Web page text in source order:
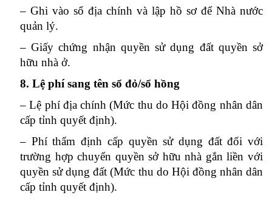
– Ghi vào sổ địa chính và lập hồ sơ để Nhà nước
quản lý.
– Giấy chứng nhận quyền sử dụng đất quyền sở
hữu nhà ở.
8. Lệ phí sang tên sổ đỏ/sổ hồng
– Lệ phí địa chính (Mức thu do Hội đồng nhân dân
cấp tỉnh quyết định).
– Phí thẩm định cấp quyền sử dụng đất đối với
trường hợp chuyển quyền sở hữu nhà gắn liền với
quyền sử dụng đất (Mức thu do Hội đồng nhân dân
cấp tỉnh quyết định).